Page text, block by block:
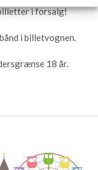
i forsalg!
i billetvognen.
18 år.